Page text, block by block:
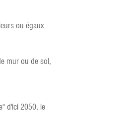
ou égaux
mur ou de sol,
d'ici 2050, le